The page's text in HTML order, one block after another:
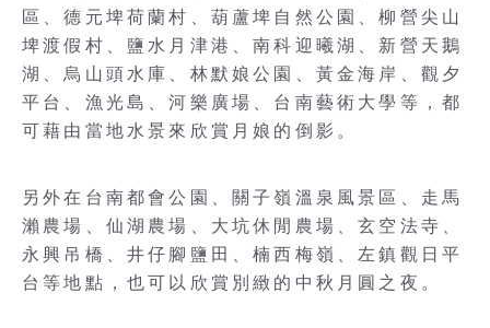
區、德元埤荷蘭村、葫蘆埤自然公園、柳營尖山
埤渡假村、鹽水月津港、南科迎曦湖、新營天鵝
湖、烏山頭水庫、林默娘公園、黃金海岸、觀夕
平台、漁光島、河樂廣場、台南藝術大學等，都
可藉由當地水景來欣賞月娘的倒影。
另外在台南都會公園、關子嶺溫泉風景區、走馬
瀨農場、仙湖農場、大坑休閒農場、玄空法寺、
永興吊橋、井仔腳鹽田、楠西梅嶺、左鎮觀日平
台等地點，也可以欣賞別緻的中秋月圓之夜。